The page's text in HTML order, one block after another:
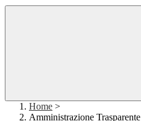
Home >
Amministrazione Trasparente